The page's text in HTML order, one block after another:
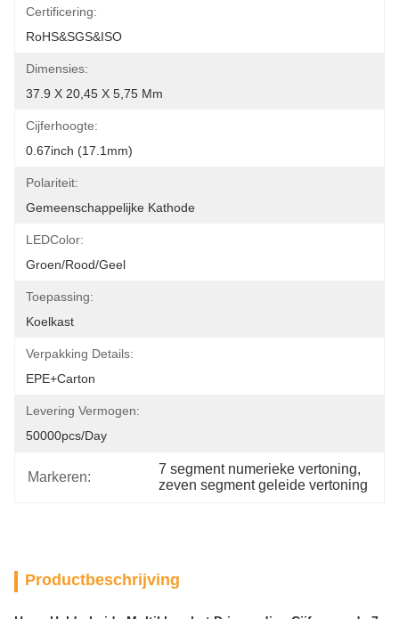
Certificering:
RoHS&SGS&ISO
Dimensies:
37.9 X 20,45 X 5,75 Mm
Cijferhoogte:
0.67inch (17.1mm)
Polariteit:
Gemeenschappelijke Kathode
LEDColor:
Groen/Rood/Geel
Toepassing:
Koelkast
Verpakking Details:
EPE+carton
Levering Vermogen:
50000pcs/day
Markeren:
7 segment numerieke vertoning,
zeven segment geleide vertoning
Productbeschrijving